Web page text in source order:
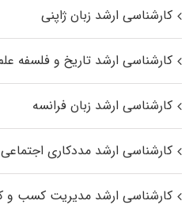
کارشناسی ارشد زبان ژاپنی
کارشناسی ارشد تاریخ و فلسفه
کارشناسی ارشد زبان فرانسه
کارشناسی ارشد مددکاری اجتماعی
کارشناسی ارشد مدیریت کسب و